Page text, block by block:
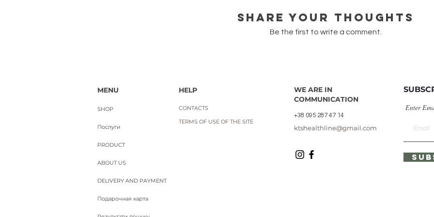
Share Your Thoughts
Be the first to write a comment.
MENU
SHOP
Послуги
PRODUCT
ABOUT US
DELIVERY AND PAYMENT
Подарочная карта
HELP
CONTACTS
TERMS OF USE OF THE SITE
WE ARE IN
COMMUNICATION
+38 095 287 47 14
ktshealthline@gmail.com
Enter